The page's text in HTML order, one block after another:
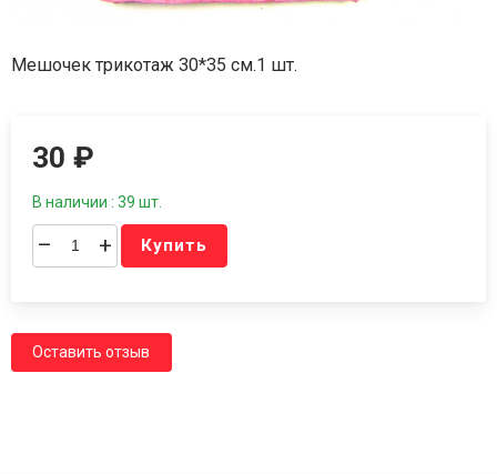
Мешочек трикотаж 30*35 см.1 шт.
30₽
В наличии : 39 шт.
– + Купить
Оставить отзыв